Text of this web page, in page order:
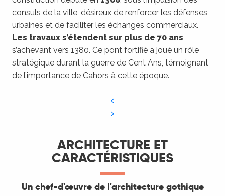
consuls de la ville, désireux de renforcer les défenses
urbaines et de faciliter les échanges commerciaux.
Les travaux s’étendent sur plus de 70 ans
s’achevant vers 1380. Ce pont fortifié a joué un rôle
stratégique durant la guerre de Cent Ans, témoignant
de l’importance de Cahors à cette époque.
ARCHITECTURE ET
CARACTÉRISTIQUES
Un chef-d'œuvre de l'architecture gothique